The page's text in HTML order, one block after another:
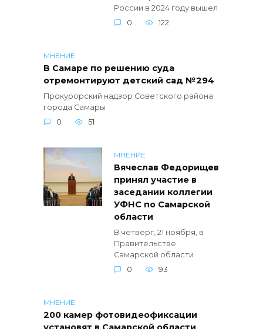
России в 2024 году вышел
0
122
МНЕНИЕ
В Самаре по решению суда
отремонтируют детский сад №294
Прокурорский надзор Советского района
города Самары
0
51
МНЕНИЕ
Вячеслав Федорищев
принял участие в
заседании коллегии
УФНС по Самарской
области
В четверг, 21 ноября, в
Правительстве
Самарской области
0
93
МНЕНИЕ
200 камер фотовидеофиксации